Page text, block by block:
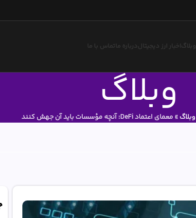
وبلاگ اخبار ارز دیجیتالدرباره ماتماس با ما
وبلاگ وبلاگ» معمای اعتماد DeFi: آنچه مؤسسات باید آن جهش کنند